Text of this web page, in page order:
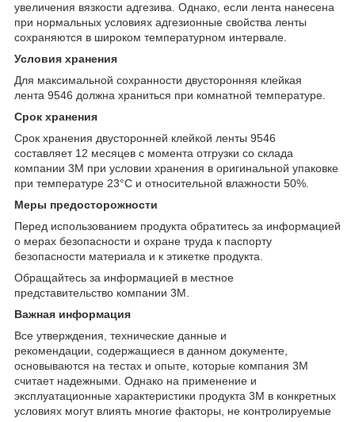
увеличения вязкости адгезива. Однако, если лента нанесена
при нормальных условиях адгезионные свойства ленты
сохраняются в широком температурном интервале.
Условия хранения
Для максимальной сохранности двусторонняя клейкая
лента 9546 должна храниться при комнатной температуре.
Срок хранения
Срок хранения двусторонней клейкой ленты 9546
составляет 12 месяцев с момента отгрузки со склада
компании 3М при условии хранения в оригинальной упаковке
при температуре 23°C и относительной влажности 50%.
Меры предосторожности
Перед использованием продукта обратитесь за информацией
о мерах безопасности и охране труда к паспорту
безопасности материала и к этикетке продукта.
Обращайтесь за информацией в местное
представительство компании 3М.
Важная информация
Все утверждения, технические данные и
рекомендации, содержащиеся в данном документе,
основываются на тестах и опыте, которые компания 3М
считает надежными. Однако на применение и
эксплуатационные характеристики продукта 3М в конкретных
условиях могут влиять многие факторы, не контролируемые